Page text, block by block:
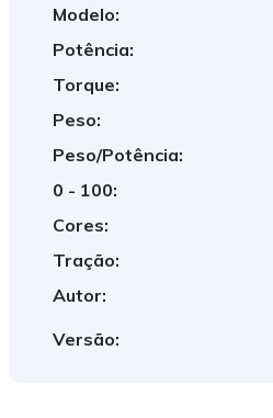
Modelo:
Potência:
Torque:
Peso:
Peso/Potência:
0 - 100:
Cores:
Tração:
Autor:
Versão: